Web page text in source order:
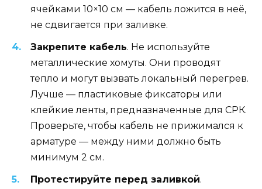
ячейками 10×10 см — кабель ложится в неё,
не сдвигается при заливке.
Закрепите кабель. Не используйте
металлические хомуты. Они проводят
тепло и могут вызвать локальный перегрев.
Лучше — пластиковые фиксаторы или
клейкие ленты, предназначенные для СРК.
Проверьте, чтобы кабель не прижимался к
арматуре — между ними должно быть
минимум 2 см.
Протестируйте перед заливкой.